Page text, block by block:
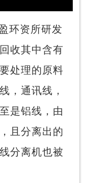
环资所研发
收其中含有
处理的原料
，通讯线，
是铝线，由
且分离出的
分离机也被